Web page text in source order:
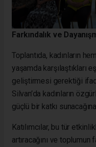
Farkındalık ve
Toplantıda, kadınların
yaşamda karşılaştıkları
geliştirmesi gerektiği
Silvan’da kadınların
güçlü bir katkı
Katılımcılar, bu tür
artıracağını ve toplumun